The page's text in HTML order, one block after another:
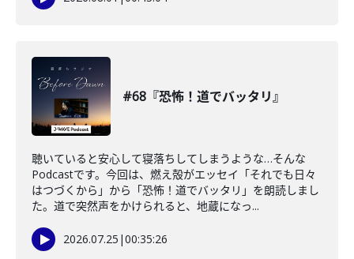
#68『恐怖！道でバッタリ』
聴いていると安心して寝落ちしてしまうような…そんな
Podcastです。今回は、燃え殻がエッセイ「それでも日々
はつづくから」から「恐怖！道でバッタリ」を朗読しまし
た。道で突然声をかけられると、地蔵になっ...
2026.07.25 |00:35:26